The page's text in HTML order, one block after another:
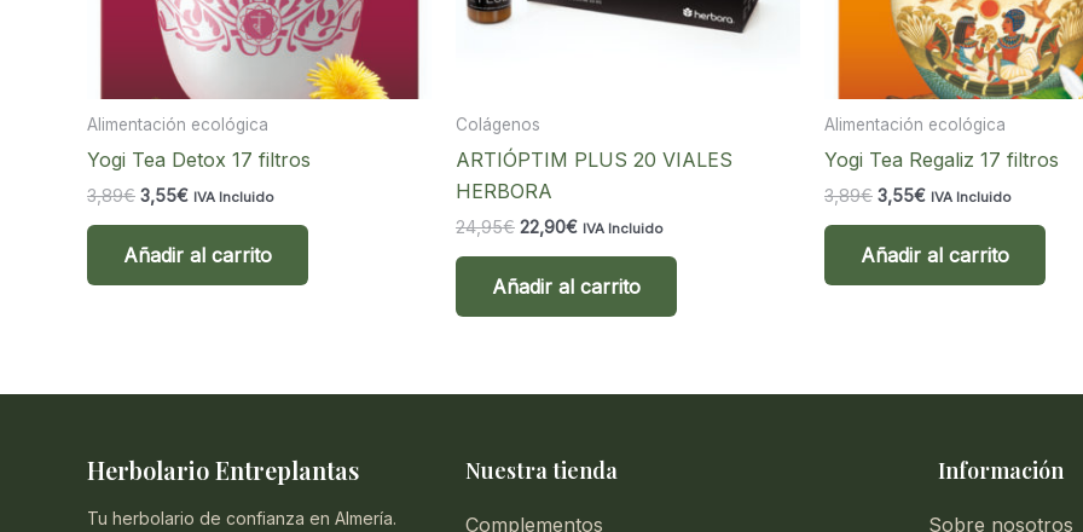
Alimentación ecológica
Yogi Tea Detox 17 filtros
3,89€ El
era:
3,89€.
3,55€El
es:
3,55€.
IVA Incluido
Añadir al carrito
Colágenos
ARTIÓPTIM PLUS 20 VIALES
HERBORA
24,95€ El
era:
24,95€.
22,90€El
es:
22,90€.
IVA Incluido
Añadir al carrito
Alimentación ecológica
Yogi Tea Regaliz 17 filtros
3,89€ El
era:
3,89€.
3,55€El
es:
3,55€.
IVA Incluido
Añadir al carrito
Herbolario Entreplantas
Tu herbolario de confianza en Almería.
Nuestra tienda
Complementos
Información
Sobre nosotros